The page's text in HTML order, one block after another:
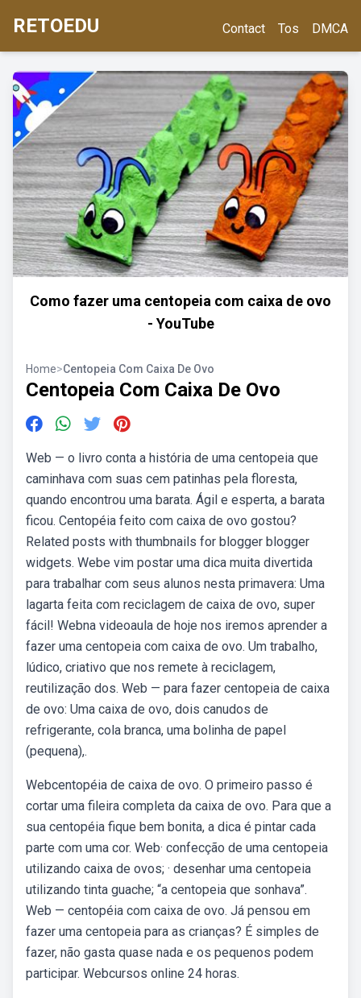
RETOEDU Contact Tos DMCA
Como fazer uma centopeia com caixa de ovo
- YouTube
Home>Centopeia Com Caixa De Ovo
Centopeia Com Caixa De Ovo
Web — o livro conta a história de uma centopeia que
caminhava com suas cem patinhas pela floresta,
quando encontrou uma barata. Ágil e esperta, a barata
ficou. Centopéia feito com caixa de ovo gostou?
Related posts with thumbnails for blogger blogger
widgets. Webe vim postar uma dica muita divertida
para trabalhar com seus alunos nesta primavera: Uma
lagarta feita com reciclagem de caixa de ovo, super
fácil! Webna videoaula de hoje nos iremos aprender a
fazer uma centopeia com caixa de ovo. Um trabalho,
lúdico, criativo que nos remete à reciclagem,
reutilização dos. Web — para fazer centopeia de caixa
de ovo: Uma caixa de ovo, dois canudos de
refrigerante, cola branca, uma bolinha de papel
(pequena),.
Webcentopéia de caixa de ovo. O primeiro passo é
cortar uma fileira completa da caixa de ovo. Para que a
sua centopéia fique bem bonita, a dica é pintar cada
parte com uma cor. Web· confecção de uma centopeia
utilizando caixa de ovos; · desenhar uma centopeia
utilizando tinta guache; “a centopeia que sonhava”.
Web — centopéia com caixa de ovo. Já pensou em
fazer uma centopeia para as crianças? É simples de
fazer, não gasta quase nada e os pequenos podem
participar. Webcursos online 24 horas.